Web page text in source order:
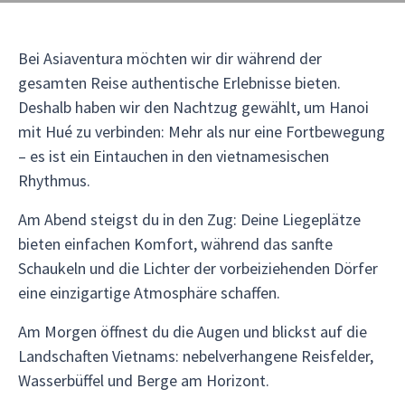
Bei Asiaventura möchten wir dir während der
gesamten Reise authentische Erlebnisse bieten.
Deshalb haben wir den Nachtzug gewählt, um Hanoi
mit Hué zu verbinden: Mehr als nur eine Fortbewegung
– es ist ein Eintauchen in den vietnamesischen
Rhythmus.
Am Abend steigst du in den Zug: Deine Liegeplätze
bieten einfachen Komfort, während das sanfte
Schaukeln und die Lichter der vorbeiziehenden Dörfer
eine einzigartige Atmosphäre schaffen.
Am Morgen öffnest du die Augen und blickst auf die
Landschaften Vietnams: nebelverhangene Reisfelder,
Wasserbüffel und Berge am Horizont.